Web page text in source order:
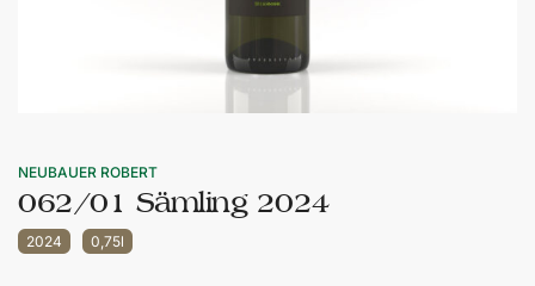
NEUBAUER ROBERT
062/01 Sämling 2024
2024 0,75l